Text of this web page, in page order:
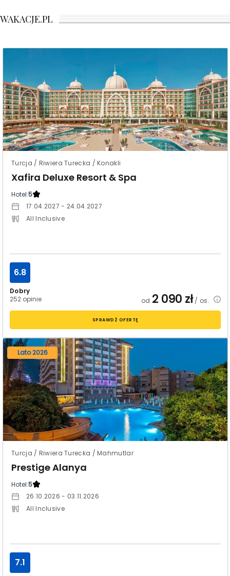
WAKACJE.PL
Turcja / Riwiera Turecka / Konakli
Xafira Deluxe Resort & Spa
Hotel:5
17.04.2027 - 24.04.2027
All Inclusive
Dobry
252 opinie
6.8
od 2 090 zł/ os.
SPRAWDŹ OFERTĘ
Lato 2026
Turcja / Riwiera Turecka / Mahmutlar
Prestige Alanya
Hotel:5
26.10.2026 - 03.11.2026
All Inclusive
7.1